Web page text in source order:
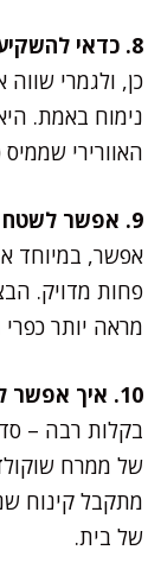
8. כדאי להשקיע בחמאה איכותית?
כן, ולגמרי
נימוח באמת.
האוורירי
9. אפשר לשטח את הבצק בידיים במקום לרדד?
אפשר, במיוחד
פחות מדויק.
מראה יותר
10. איך אפשר להפוך את זה לקינוח חגיגי?
בקלות רבה –
של ממרח
מתקבל קינוח
של בית.